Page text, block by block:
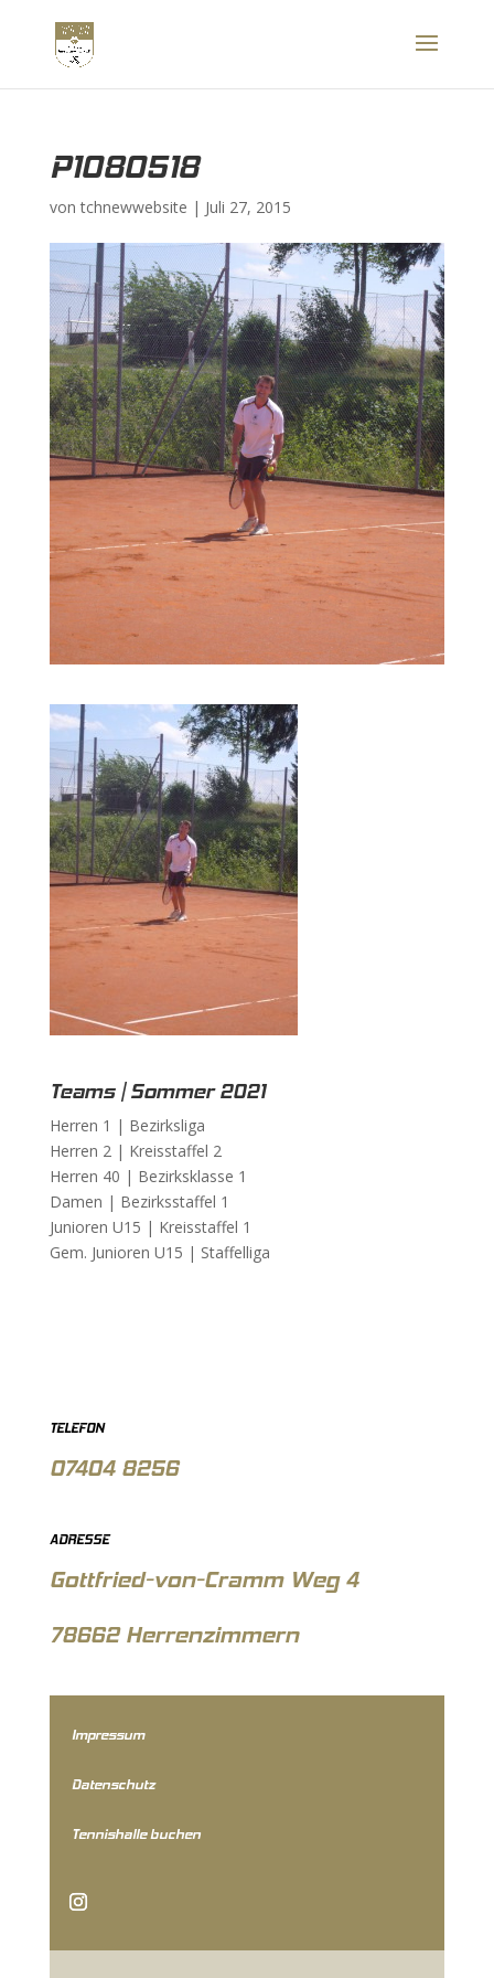
P1080518
vontchnewwebsite | Juli 27, 2015
Teams | Sommer 2021
Herren 1 | Bezirksliga
Herren 2 | Kreisstaffel 2
Herren 40 | Bezirksklasse 1
Damen | Bezirksstaffel 1
Junioren U15 | Kreisstaffel 1
Gem. Junioren U15 | Staffelliga
TELEFON
07404 8256
ADRESSE
Gottfried-von-Cramm Weg 4
78662 Herrenzimmern
Impressum
Datenschutz
Tennishalle buchen